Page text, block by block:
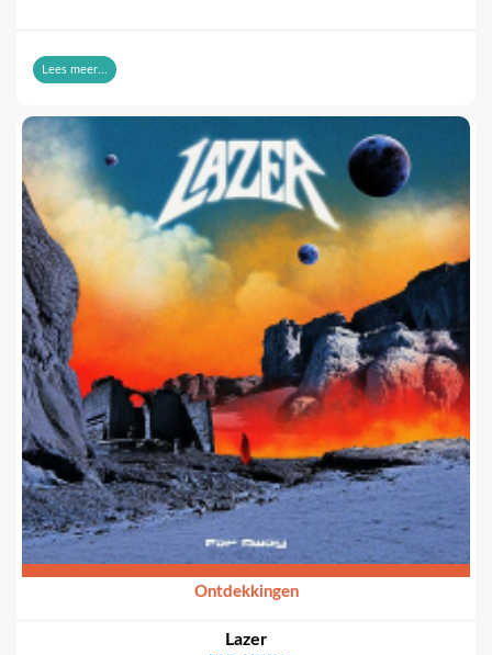
touch en met Jon Birdsong die meedoet), “Drag Me Home”
(met een spaghetti-western-vibe) en “Interesting Idea For a
gitaar-eruptie). Mij doet het allemaal een beetje denken aan
Momoyo of Lip Service. De songs gaan over verbondenheid,
verwondering, houvast verliezen en jezelf heruitvinden.
Elk nummer heeft een eigen karakter, maar toch vormen ze op
een bepaalde manier een geheel. De dreampop-vocalen zijn
een beetje de gemene deler in het verhaal: ze zorgen voor een
rake sfeerzetting en houden alles wat mysterieus. Er is nog
veel wit op het blad dat de luisteraar zelf kan invullen.
‘Drift Off’ brengt een leuke, lentefrisse en intrigerende
muzikale mix. Hier wil ik meer van horen, alleen al om te
weten wat het volgende hoofdstuk zal zijn van Toa Toa.
Lees meer...
Ontdekkingen
Lazer